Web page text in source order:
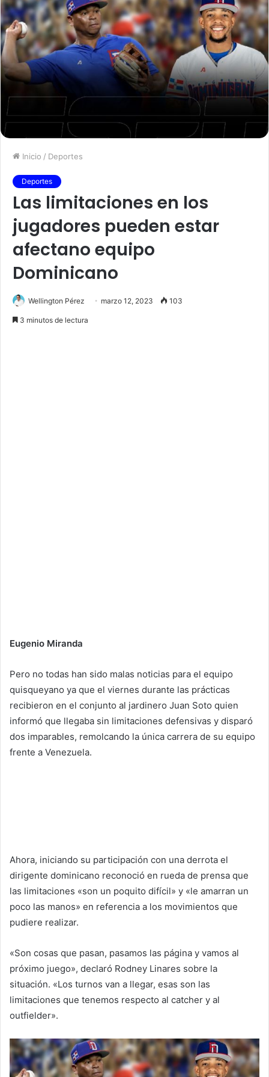
Inicio / Deportes
Deportes
Las limitaciones en los
jugadores pueden estar
afectano equipo
Dominicano
Wellington Pérez marzo 12, 2023 103
3 minutos de lectura
Eugenio Miranda
Pero no todas han sido malas noticias para el equipo
quisqueyano ya que el viernes durante las prácticas
recibieron en el conjunto al jardinero Juan Soto quien
informó que llegaba sin limitaciones defensivas y disparó
dos imparables, remolcando la única carrera de su equipo
frente a Venezuela.
Ahora, iniciando su participación con una derrota el
dirigente dominicano reconoció en rueda de prensa que
las limitaciones «son un poquito difícil» y «le amarran un
poco las manos» en referencia a los movimientos que
pudiere realizar.
«Son cosas que pasan, pasamos las página y vamos al
próximo juego», declaró Rodney Linares sobre la
situación. «Los turnos van a llegar, esas son las
limitaciones que tenemos respecto al catcher y al
outfielder».